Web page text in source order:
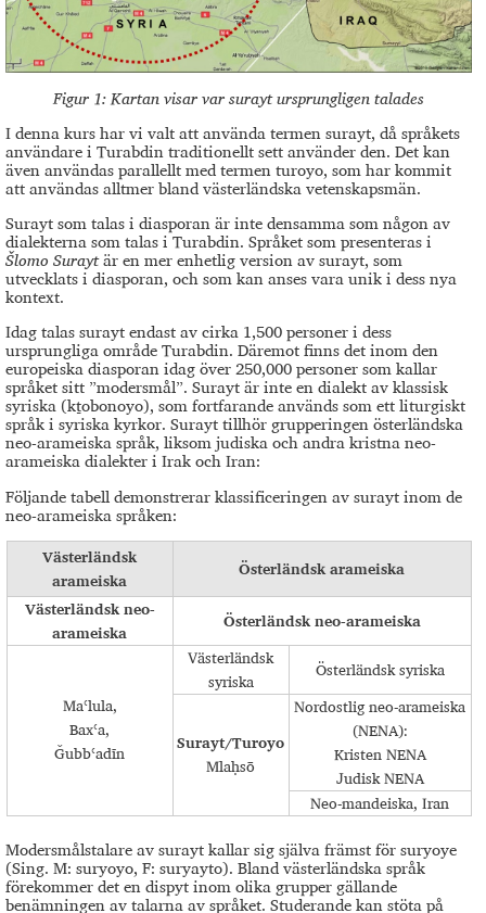
Figur 1: Kartan visar var surayt ursprungligen talades
I denna kurs har vi valt att använda termen surayt, då språkets
användare i Turabdin traditionellt sett använder den. Det kan
även användas parallellt med termen turoyo, som har kommit
att användas alltmer bland västerländska vetenskapsmän.
Surayt som talas i diasporan är inte densamma som någon av
dialekterna som talas i Turabdin. Språket som presenteras i
Šlomo Suraytär en mer enhetlig version av surayt, som
utvecklats i diasporan, och som kan anses vara unik i dess nya
kontext.
Idag talas surayt endast av cirka 1,500 personer i dess
ursprungliga område Turabdin. Däremot finns det inom den
europeiska diasporan idag över 250,000 personer som kallar
språket sitt ”modersmål”. Surayt är inte en dialekt av klassisk
syriska (kṯobonoyo), som fortfarande används som ett liturgiskt
språk i syriska kyrkor. Surayt tillhör grupperingen österländska
neo-arameiska språk, liksom judiska och andra kristna neo-
arameiska dialekter i Irak och Iran:
Följande tabell demonstrerar klassificeringen av surayt inom de
neo-arameiska språken:
Västerländsk
arameiska
Österländsk arameiska
Västerländsk neo-
arameiska
Österländsk neo-arameiska
Maʿlula,
Baxʿa,
Ǧubbʿadīn
Västerländsk
syriska
Österländsk syriska
Surayt/Turoyo
Mlaḥsō
Nordostlig neo-arameiska
(NENA):
Kristen NENA
Judisk NENA
Neo-mandeiska, Iran
Modersmålstalare av surayt kallar sig själva främst för suryoye
(Sing. M: suryoyo, F: suryayto). Bland västerländska språk
förekommer det en dispyt inom olika grupper gällande
benämningen av talarna av språket. Studerande kan stöta på